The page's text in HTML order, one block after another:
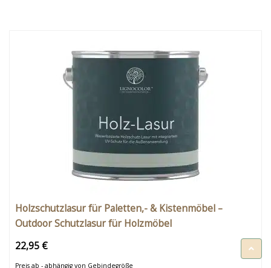
Holzschutzlasur für Paletten,- & Kistenmöbel –
Outdoor Schutzlasur für Holzmöbel
22,95 €
Preis ab - abhängig von Gebindegröße